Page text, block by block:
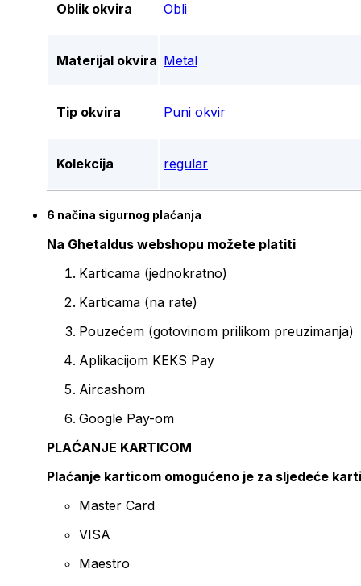
Oblik okvira Obli
Materijal okvira Metal
Tip okvira Puni okvir
Kolekcija regular
6 načina sigurnog plaćanja
Na Ghetaldus webshopu možete platiti
Karticama (jednokratno)
Karticama (na rate)
Pouzećem (gotovinom prilikom preuzimanja)
Aplikacijom KEKS Pay
Aircashom
Google Pay-om
PLAĆANJE KARTICOM
Plaćanje karticom omogućeno je za sljedeće
Master Card
VISA
Maestro